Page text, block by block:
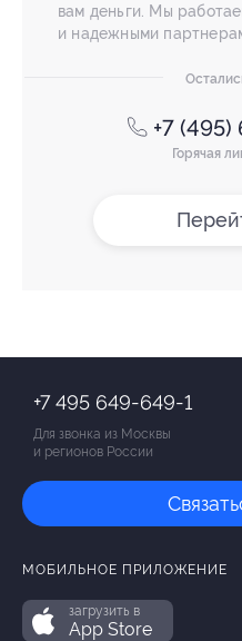
вам деньги. Мы
и надежными
+7
Горячая
+7 495 649-649-1
Для звонка из Москвы
и регионов России
МОБИЛЬНОЕ ПРИЛОЖЕНИЕ
загрузить в
App Store